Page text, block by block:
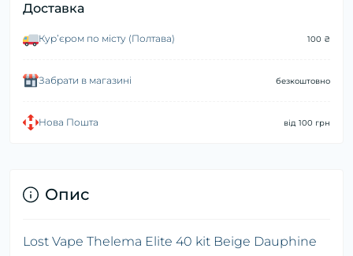
Доставка
Курʼєром по місту (Полтава) 100 ₴
Забрати в магазині безкоштовно
Нова Пошта від 100 грн
Опис
Lost Vape Thelema Elite 40 kit Beige Dauphine